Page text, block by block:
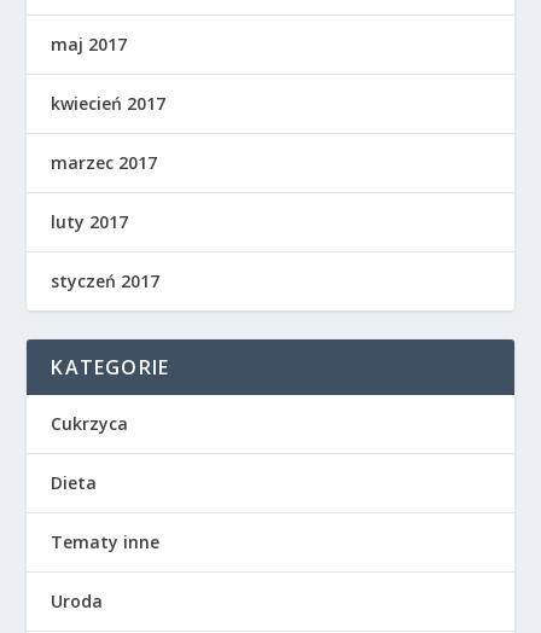
maj 2017
kwiecień 2017
marzec 2017
luty 2017
styczeń 2017
KATEGORIE
Cukrzyca
Dieta
Tematy inne
Uroda